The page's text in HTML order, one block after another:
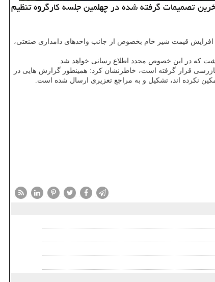
تصمیمات گرفته شده در چهلمین جلسه كارگروه تنظیم
افزایش قیمت شیر خام بخصوص از جانب واحدهای دامداری صنعتی،
داشت كه در این خصوص مجدد اطلاع رسانی خواهد شد.
قرار گرفته است، خاطرنشان كرد: همینطور گزارش هایی در
نكرده اند، تشكیل و به مراجع تعزیری ارسال شده است.